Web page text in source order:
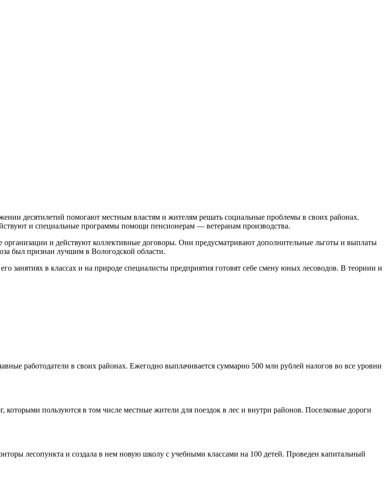
десятилетий помогают местным властям и жителям решать социальные проблемы в своих районах.
и специальные программы помощи пенсионерам — ветеранам производства.
и действуют коллективные договоры. Они предусматривают дополнительные льготы и выплаты
был признан лучшим в Вологодской области.
занятиях в классах и на природе специалисты предприятия готовят себе смену юных лесоводов. В теориии и
работодатели в своих районах. Ежегодно выплачивается суммарно 500 млн рублей налогов во все уровни
которыми пользуются в том числе местные жители для поездок в лес и внутри районов. Поселковые дороги
лесопункта и создала в нем новую школу с учебными классами на 100 детей. Проведен капитальный